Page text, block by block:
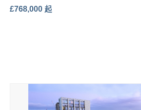
£768,000 起